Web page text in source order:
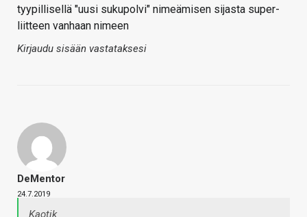
tyypillisellä "uusi sukupolvi" nimeämisen sijasta super-
liitteen vanhaan nimeen
Kirjaudu sisään vastataksesi
DeMentor
24.7.2019
Kaotik